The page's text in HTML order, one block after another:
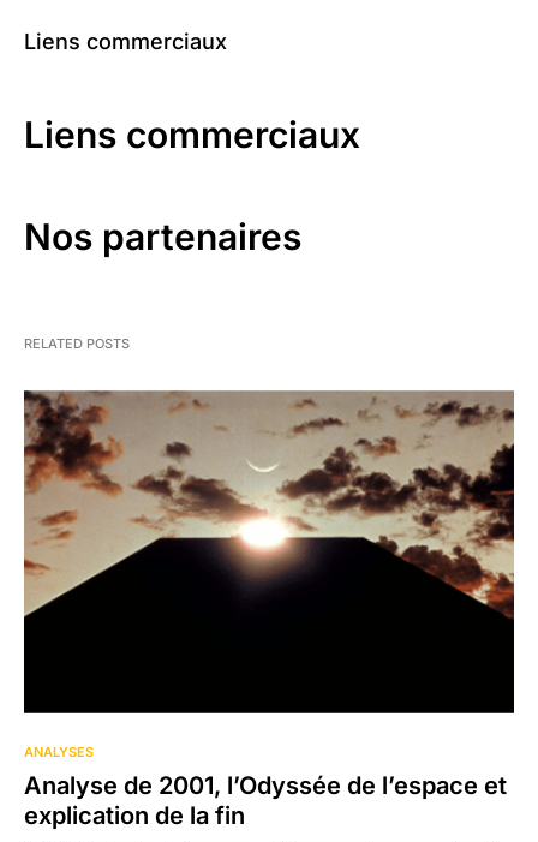
Liens commerciaux
Liens commerciaux
Nos partenaires
RELATED POSTS
ANALYSES
Analyse de 2001, l’Odyssée de l’espace et
explication de la fin